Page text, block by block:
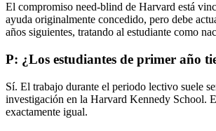
El compromiso need-blind de Harvard está
ayuda originalmente concedido, pero debe
años siguientes, tratando al estudiante como
P: ¿Los estudiantes de primer año
Sí. El trabajo durante el periodo lectivo suele
investigación en la Harvard Kennedy School.
exactamente igual.